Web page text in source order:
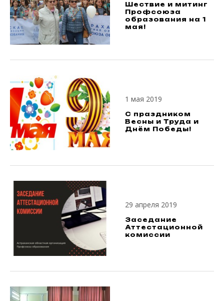
Шествие и митинг
Профсоюза
образования на 1
мая!
1 мая 2019
С праздником
Весны и Труда и
Днём Победы!
29 апреля 2019
Заседание
Аттестационной
комиссии